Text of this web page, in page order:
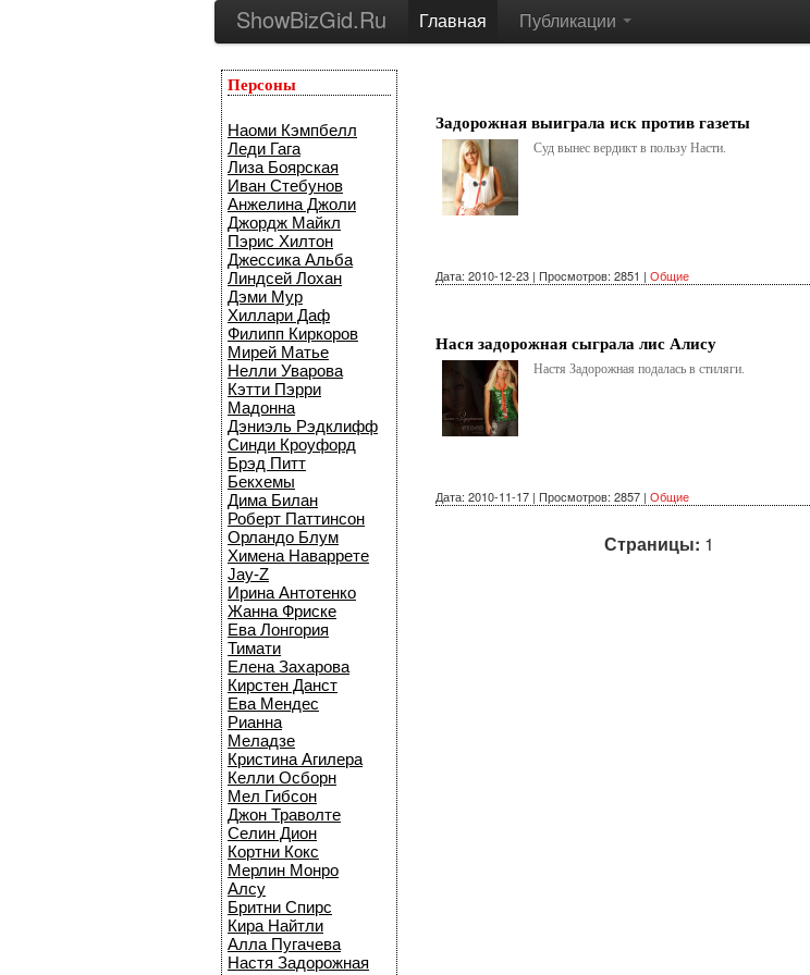
ShowBizGid.Ru Главная Публикации
Персоны
Наоми Кэмпбелл
Леди Гага
Лиза Боярская
Иван Стебунов
Анжелина Джоли
Джордж Майкл
Пэрис Хилтон
Джессика Альба
Линдсей Лохан
Дэми Мур
Хиллари Даф
Филипп Киркоров
Мирей Матье
Нелли Уварова
Кэтти Пэрри
Мадонна
Дэниэль Рэдклифф
Синди Кроуфорд
Брэд Питт
Бекхемы
Дима Билан
Роберт Паттинсон
Орландо Блум
Химена Наваррете
Jay-Z
Ирина Антотенко
Жанна Фриске
Ева Лонгория
Тимати
Елена Захарова
Кирстен Данст
Ева Мендес
Рианна
Меладзе
Кристина Агилера
Келли Осборн
Мел Гибсон
Джон Траволте
Селин Дион
Кортни Кокс
Мерлин Монро
Алсу
Бритни Спирс
Кира Найтли
Алла Пугачева
Настя Задорожная
Задорожная выиграла иск против газеты
Суд вынес вердикт в пользу Насти.
Дата: 2010-12-23 | Просмотров: 2851 | Общие
Нася задорожная сыграла лис Алису
Настя Задорожная подалась в стиляги.
Дата: 2010-11-17 | Просмотров: 2857 | Общие
Страницы: 1